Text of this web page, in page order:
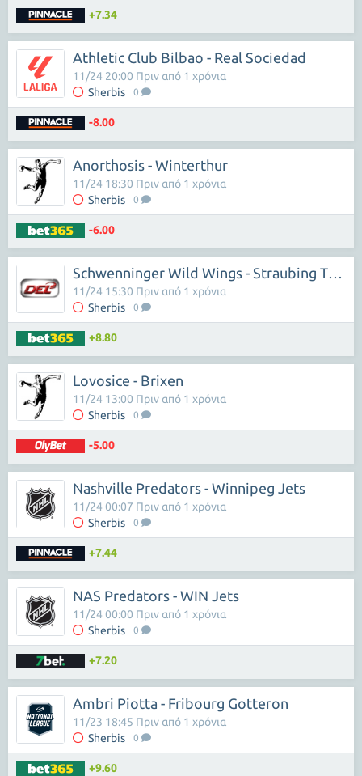
+7.34
Athletic Club Bilbao - Real Sociedad
Sherbis 0
11/24 20:00 Πριν από 1 χρόνια
-8.00
Anorthosis - Winterthur
Sherbis 0
11/24 18:30 Πριν από 1 χρόνια
-6.00
Schwenninger Wild Wings - Straubing Tigers
Sherbis 0
11/24 15:30 Πριν από 1 χρόνια
+8.80
Lovosice - Brixen
Sherbis 0
11/24 13:00 Πριν από 1 χρόνια
-5.00
Nashville Predators - Winnipeg Jets
Sherbis 0
11/24 00:07 Πριν από 1 χρόνια
+7.44
NAS Predators - WIN Jets
Sherbis 0
11/24 00:00 Πριν από 1 χρόνια
+7.20
Ambri Piotta - Fribourg Gotteron
Sherbis 0
11/23 18:45 Πριν από 1 χρόνια
+9.60